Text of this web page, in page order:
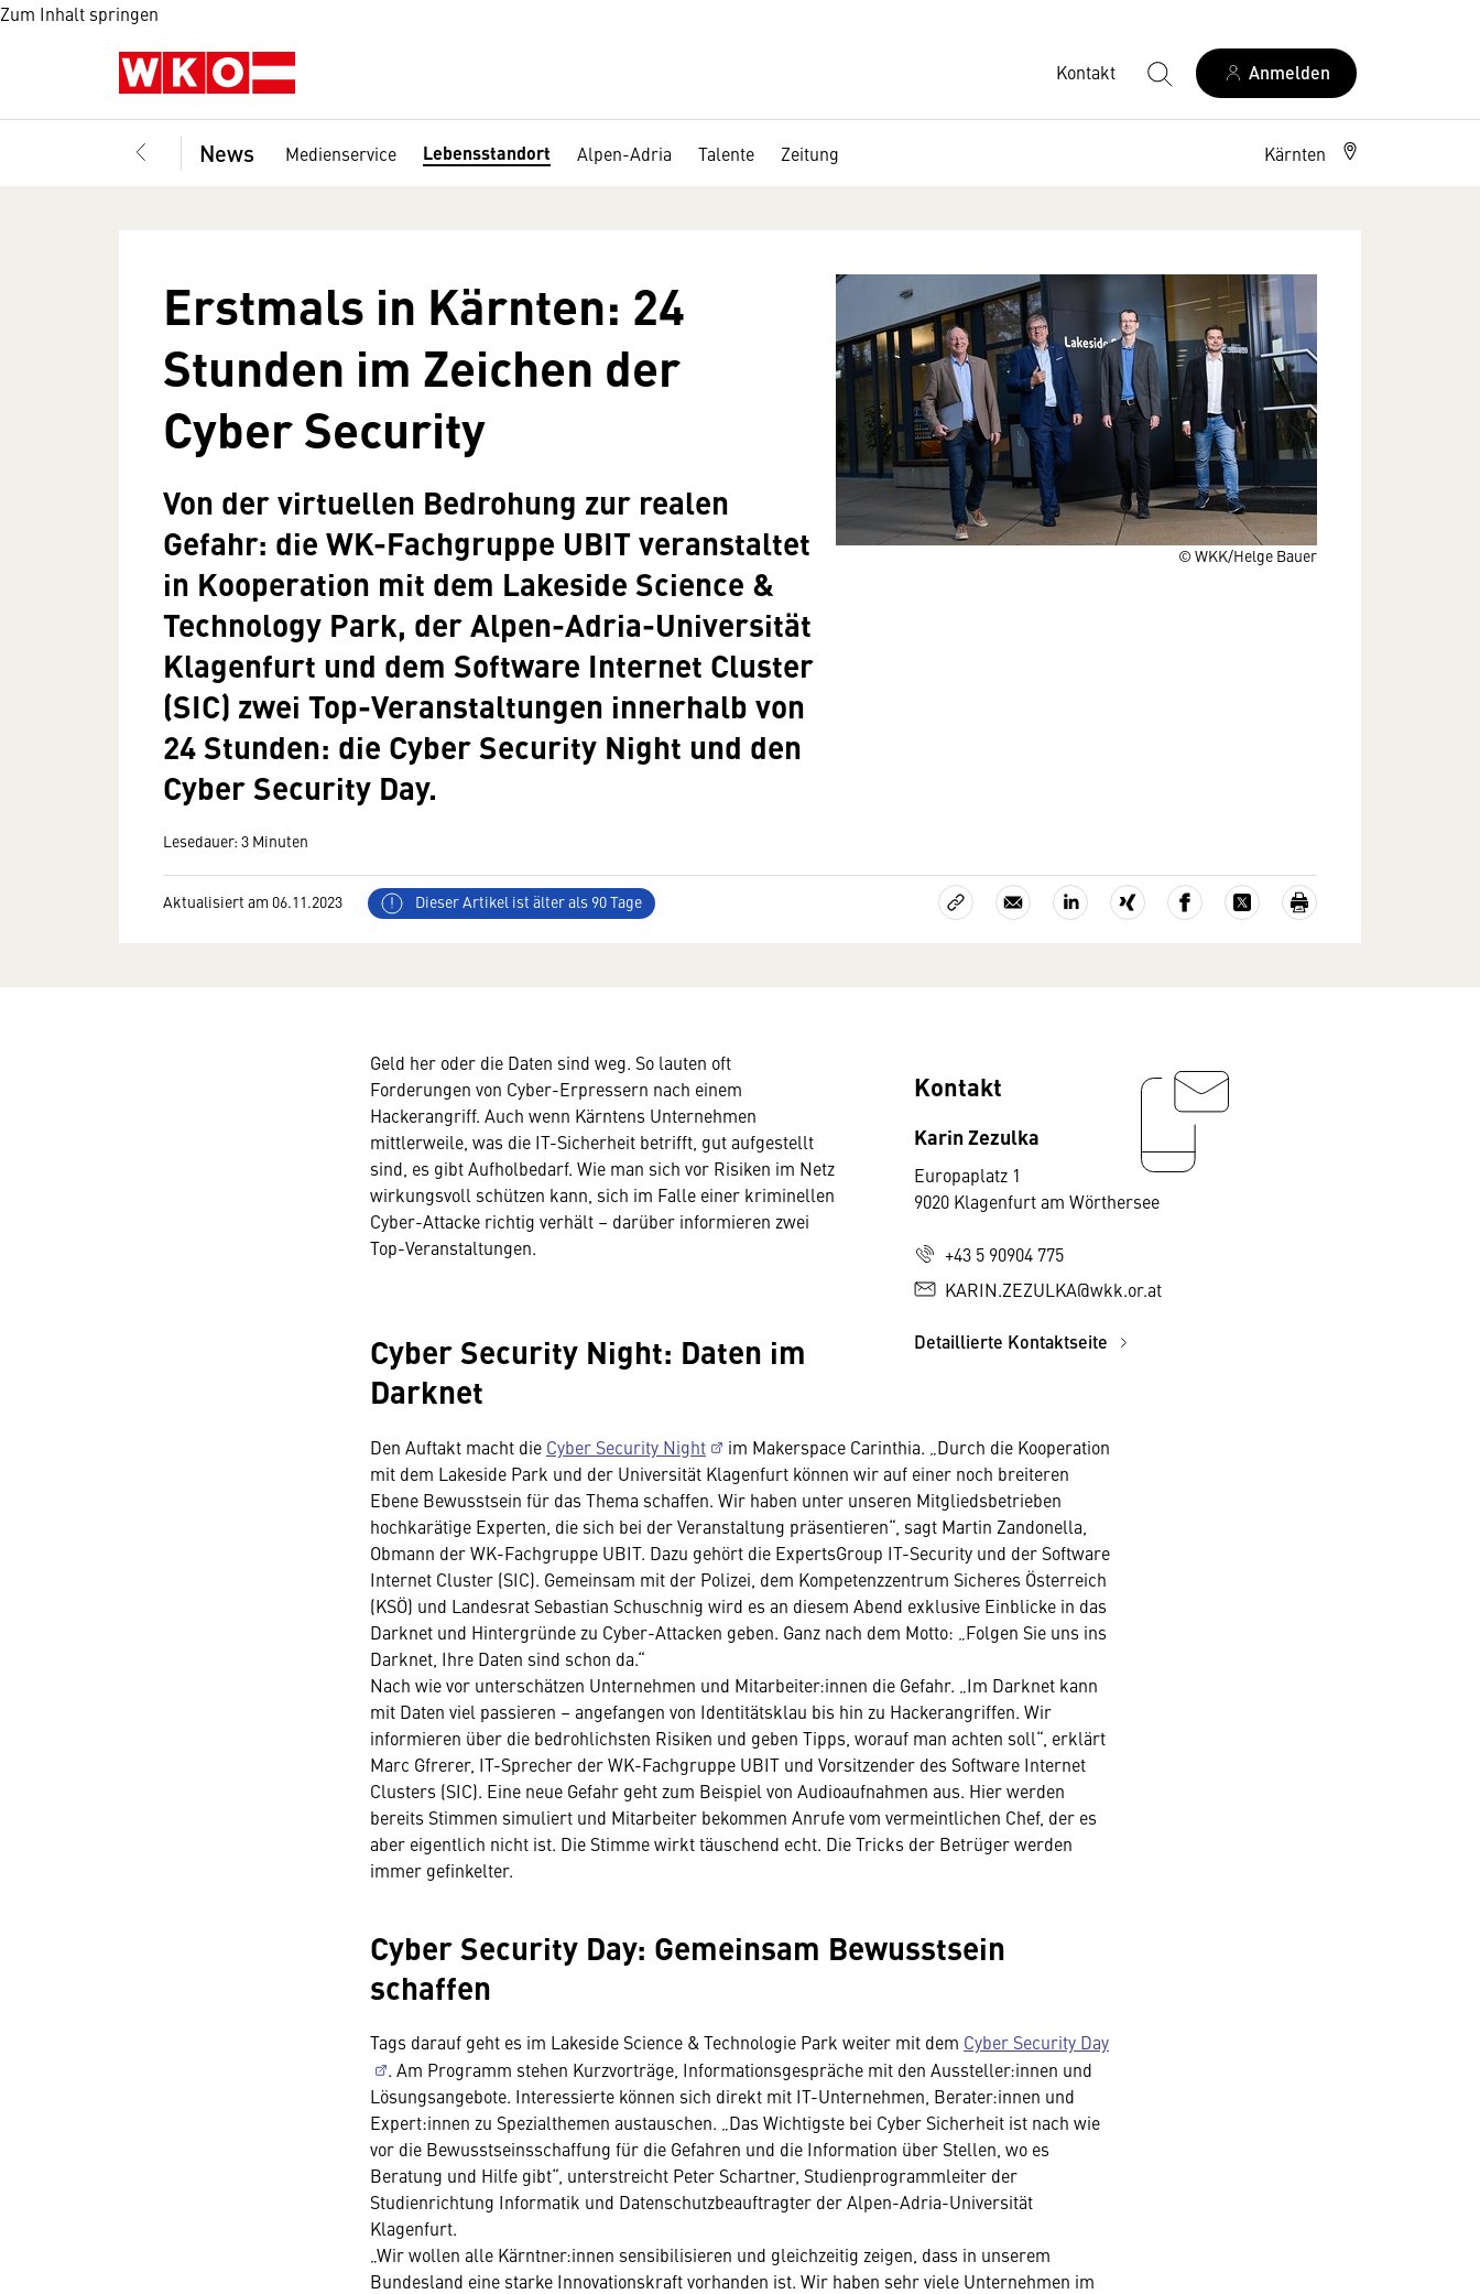
Zum Inhalt springen
Kontakt Anmelden
News Medienservice Lebensstandort Alpen-Adria Talente Zeitung Kärnten
© WKK/Helge Bauer
Erstmals in Kärnten: 24
Stunden im Zeichen der
Cyber Security
Von der virtuellen Bedrohung zur realen
Gefahr: die WK-Fachgruppe UBIT veranstaltet
in Kooperation mit dem Lakeside Science &
Technology Park, der Alpen-Adria-Universität
Klagenfurt und dem Software Internet Cluster
(SIC) zwei Top-Veranstaltungen innerhalb von
24 Stunden: die Cyber Security Night und den
Cyber Security Day.
Lesedauer: 3 Minuten
Aktualisiert am 06.11.2023 Dieser Artikel ist älter als 90 Tage
Kontakt
Karin Zezulka
Europaplatz 1
9020 Klagenfurt am Wörthersee
+43 5 90904 775
KARIN.ZEZULKA@wkk.or.at
Detaillierte Kontaktseite
Geld her oder die Daten sind weg. So lauten oft
Forderungen von Cyber-Erpressern nach einem
Hackerangriff. Auch wenn Kärntens Unternehmen
mittlerweile, was die IT-Sicherheit betrifft, gut aufgestellt
sind, es gibt Aufholbedarf. Wie man sich vor Risiken im Netz
wirkungsvoll schützen kann, sich im Falle einer kriminellen
Cyber-Attacke richtig verhält – darüber informieren zwei
Top-Veranstaltungen.
Cyber Security Night: Daten im
Darknet
Den Auftakt macht die Cyber Security Night
im Makerspace Carinthia. „Durch die Kooperation
mit dem Lakeside Park und der Universität Klagenfurt können wir auf einer noch breiteren
Ebene Bewusstsein für das Thema schaffen. Wir haben unter unseren Mitgliedsbetrieben
hochkarätige Experten, die sich bei der Veranstaltung präsentieren“, sagt Martin Zandonella,
Obmann der WK-Fachgruppe UBIT. Dazu gehört die ExpertsGroup IT-Security und der Software
Internet Cluster (SIC). Gemeinsam mit der Polizei, dem Kompetenzzentrum Sicheres Österreich
(KSÖ) und Landesrat Sebastian Schuschnig wird es an diesem Abend exklusive Einblicke in das
Darknet und Hintergründe zu Cyber-Attacken geben. Ganz nach dem Motto: „Folgen Sie uns ins
Darknet, Ihre Daten sind schon da.“
Nach wie vor unterschätzen Unternehmen und Mitarbeiter:innen die Gefahr. „Im Darknet kann
mit Daten viel passieren – angefangen von Identitätsklau bis hin zu Hackerangriffen. Wir
informieren über die bedrohlichsten Risiken und geben Tipps, worauf man achten soll“, erklärt
Marc Gfrerer, IT-Sprecher der WK-Fachgruppe UBIT und Vorsitzender des Software Internet
Clusters (SIC). Eine neue Gefahr geht zum Beispiel von Audioaufnahmen aus. Hier werden
bereits Stimmen simuliert und Mitarbeiter bekommen Anrufe vom vermeintlichen Chef, der es
aber eigentlich nicht ist. Die Stimme wirkt täuschend echt. Die Tricks der Betrüger werden
immer gefinkelter.
Cyber Security Day: Gemeinsam Bewusstsein
schaffen
Tags darauf geht es im Lakeside Science & Technologie Park weiter mit dem Cyber Security Day
. Am Programm stehen Kurzvorträge, Informationsgespräche mit den Aussteller:innen und
Lösungsangebote. Interessierte können sich direkt mit IT-Unternehmen, Berater:innen und
Expert:innen zu Spezialthemen austauschen. „Das Wichtigste bei Cyber Sicherheit ist nach wie
vor die Bewusstseinsschaffung für die Gefahren und die Information über Stellen, wo es
Beratung und Hilfe gibt“, unterstreicht Peter Schartner, Studienprogrammleiter der
Studienrichtung Informatik und Datenschutzbeauftragter der Alpen-Adria-Universität
Klagenfurt.
„Wir wollen alle Kärntner:innen sensibilisieren und gleichzeitig zeigen, dass in unserem
Bundesland eine starke Innovationskraft vorhanden ist. Wir haben sehr viele Unternehmen im